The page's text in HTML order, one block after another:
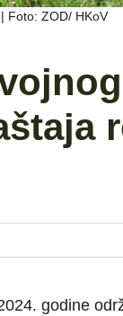
Foto: ZOD/ HKoV
godine